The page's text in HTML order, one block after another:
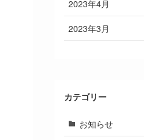
2023年4月
2023年3月
カテゴリー
お知らせ